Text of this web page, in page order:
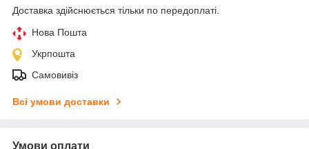
Доставка здійснюється тільки по передоплаті.
Нова Пошта
Укрпошта
Самовивіз
Всі умови доставки
Умови оплати